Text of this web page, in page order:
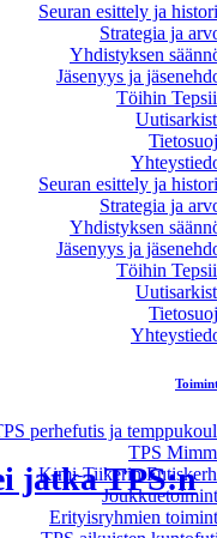
Seuran esittely ja
Strategia ja
Yhdistyksen
Jäsenyys ja
Töihin
Seuran esittely ja
Strategia ja
Yhdistyksen
Jäsenyys ja
Töihin
perhefutis ja
TPS
Kimi-Tiikerin
Erityisryhmien
jatka TPS:n